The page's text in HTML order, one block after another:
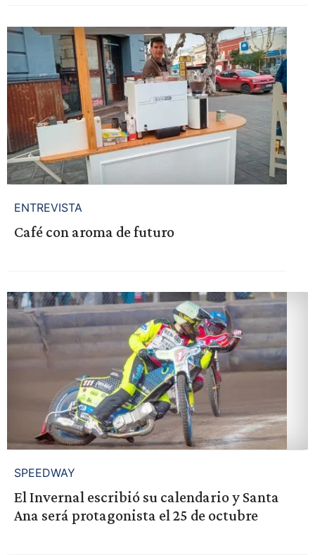
ENTREVISTA
Café con aroma de futuro
SPEEDWAY
El Invernal escribió su calendario y Santa
Ana será protagonista el 25 de octubre